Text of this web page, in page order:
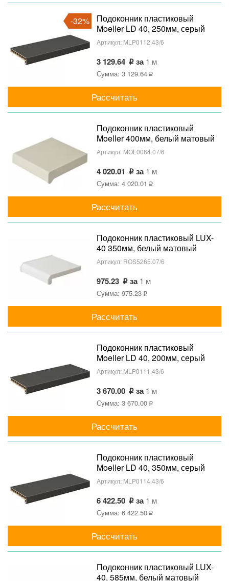
-32%
Подоконник пластиковый
Moeller LD 40, 250мм, серый
(clean-touch)
Артикул: MLP0112.43/6
3 129.64 за1 м
Сумма: 3 129.64
Рассчитать
Подоконник пластиковый
Moeller 400мм, белый матовый
Артикул: MOL0064.07/6
4 020.01 за1 м
Сумма: 4 020.01
Рассчитать
Подоконник пластиковый LUX-
40 350мм, белый матовый
Артикул: ROS5265.07/6
975.23 за1 м
Сумма: 975.23
Рассчитать
Подоконник пластиковый
Moeller LD 40, 200мм, серый
(clean-touch)
Артикул: MLP0111.43/6
3 670.00 за1 м
Сумма: 3 670.00
Рассчитать
Подоконник пластиковый
Moeller LD 40, 350мм, серый
(clean-touch)
Артикул: MLP0114.43/6
6 422.50 за1 м
Сумма: 6 422.50
Рассчитать
Подоконник пластиковый LUX-
40, 585мм, белый матовый